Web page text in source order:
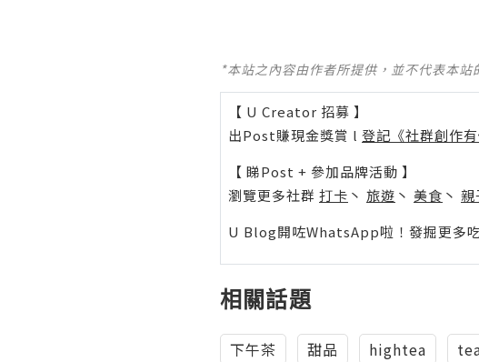
*本站之內容由作者所提供，並不代表本
【 U Creator 招募 】
出Post賺現金獎賞 l 登記《社群創作有
【 睇Post + 參加品牌活動 】
瀏覽更多社群 打卡 丶 旅遊 丶 美食 丶 親
U Blog開咗WhatsApp啦！發掘更多
相關話題
下午茶 甜品 hightea